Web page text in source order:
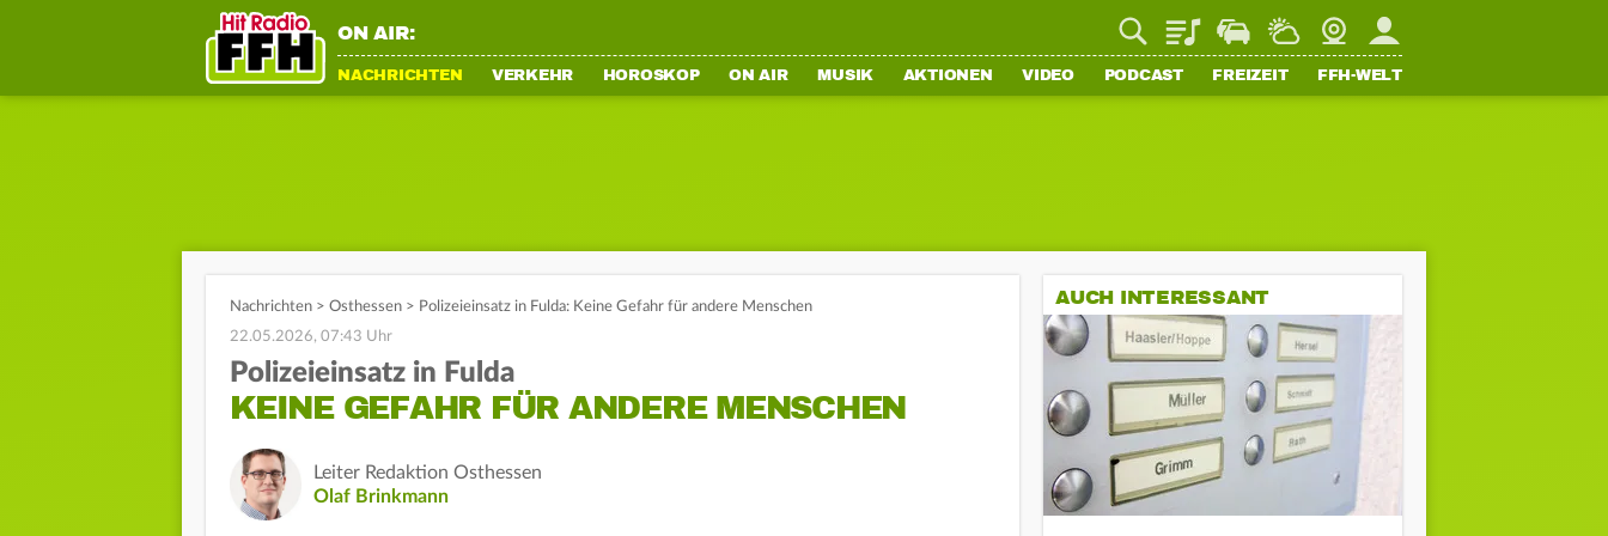
ON AIR: PlaylistStaupilotWetterWebcamMein FFH
NACHRICHTEN VERKEHR HOROSKOP ON AIR MUSIK AKTIONEN VIDEO PODCAST FREIZEIT FFH-WELT
Nachrichten > Osthessen > Polizeieinsatz in Fulda: Keine Gefahr für andere Menschen
22.05.2026, 07:43 Uhr
Polizeieinsatz in Fulda
KEINE GEFAHR FÜR ANDERE MENSCHEN
Leiter Redaktion Osthessen
Olaf Brinkmann
AUCH INTERESSANT